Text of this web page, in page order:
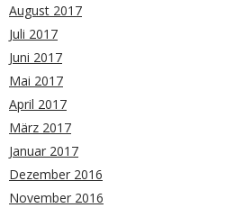
August 2017
Juli 2017
Juni 2017
Mai 2017
April 2017
März 2017
Januar 2017
Dezember 2016
November 2016